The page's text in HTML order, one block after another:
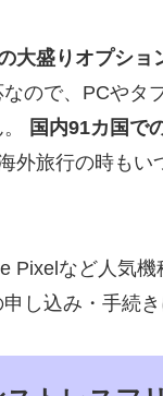
大盛りオプショ
ので、PCやタ
国内91カ国で
外旅行の時も
Pixelなど人気機
し込み・手続